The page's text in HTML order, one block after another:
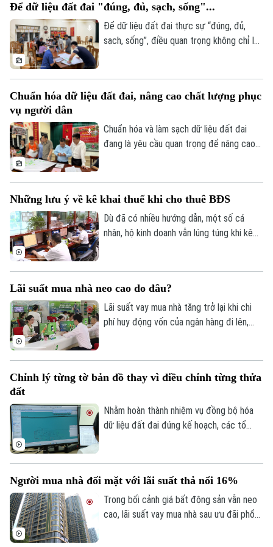
Theo dõi Hà Nội On
Liên hệ đường dây nóng (bấm để gọi)
cần được kết nối, cập nhật và chia sẻ
đồng bộ.
Để dữ liệu đất đai "đúng, đủ, sạch, sống"...
Để dữ liệu đất đai thực sự “đúng, đủ,
sạch, sống”, điều quan trọng không chỉ là
của chiến dịch cao điểm 45 ngày, với mục
và căn hộ trước ngày 25/8/2026.
Chuẩn hóa dữ liệu đất đai, nâng cao chất lượng phục
vụ người dân
Chuẩn hóa và làm sạch dữ liệu đất đai
đang là yêu cầu quan trọng để nâng cao
ngày đang được triển khai đồng loạt từ
từng thôn, từng khu dân cư, với sự vào
cuộc của cả hệ thống chính trị và sự
Những lưu ý về kê khai thuế khi cho thuê BĐS
Dù đã có nhiều hướng dẫn, một số cá
nhân, hộ kinh doanh vẫn lúng túng khi kê
này.
Lãi suất mua nhà neo cao do đâu?
Lãi suất vay mua nhà tăng trở lại khi chi
phí huy động vốn của ngân hàng đi lên,
Chỉnh lý từng tờ bản đồ thay vì điều chỉnh từng thửa
đất
Nhằm hoàn thành nhiệm vụ đồng bộ hóa
dữ liệu đất đai đúng kế hoạch, các tổ
từng tờ bản đồ thay vì chỉnh lý từng thửa
đất như trước đây đã và đang được xem
là giải pháp tối ưu.
Người mua nhà đối mặt với lãi suất thả nổi 16%
Trong bối cảnh giá bất động sản vẫn neo
cao, lãi suất vay mua nhà sau ưu đãi phổ